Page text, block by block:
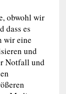
obwohl wir
dass es
wir eine
und
Notfall und